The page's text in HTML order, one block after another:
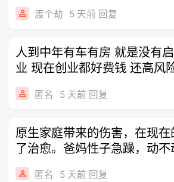
渡个劫 5 天前 回复
人到中年有车有房 就是没有
业 现在创业都好费钱 还高风
匿名 5 天前 回复
原生家庭带来的伤害，在现在
了治愈。爸妈性子急躁，动不
气，
匿名 5 天前 回复